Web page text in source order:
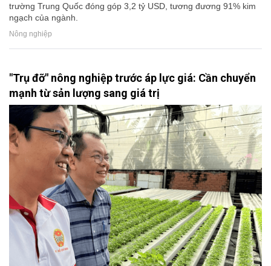
trường Trung Quốc đóng góp 3,2 tỷ USD, tương đương 91% kim
ngạch của ngành.
Nông nghiệp
"Trụ đỡ" nông nghiệp trước áp lực giá: Cần chuyển
mạnh từ sản lượng sang giá trị